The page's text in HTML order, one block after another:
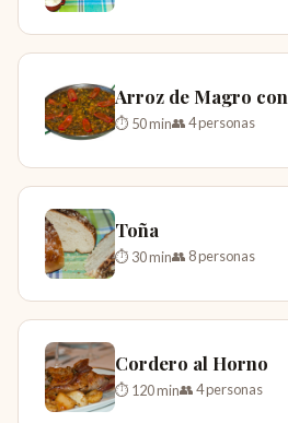
Arroz de Magro
⏱ 50 min👥 4 personas
Toña
⏱ 30 min👥 8 personas
Cordero al Horno
⏱ 120 min👥 4 personas